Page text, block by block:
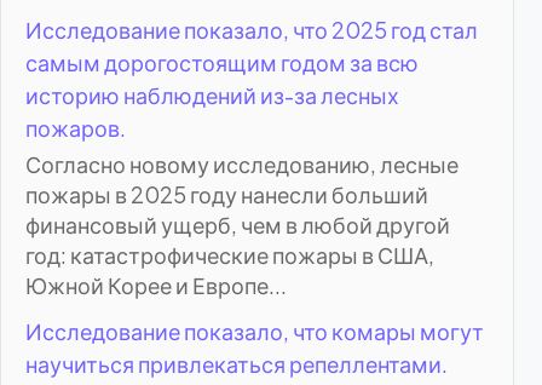
Исследование показало, что 2025 год стал
самым дорогостоящим годом за всю
историю наблюдений из-за лесных
пожаров.
Согласно новому исследованию, лесные
пожары в 2025 году нанесли больший
финансовый ущерб, чем в любой другой
год: катастрофические пожары в США,
Южной Корее и Европе...
Исследование показало, что комары могут
научиться привлекаться репеллентами.